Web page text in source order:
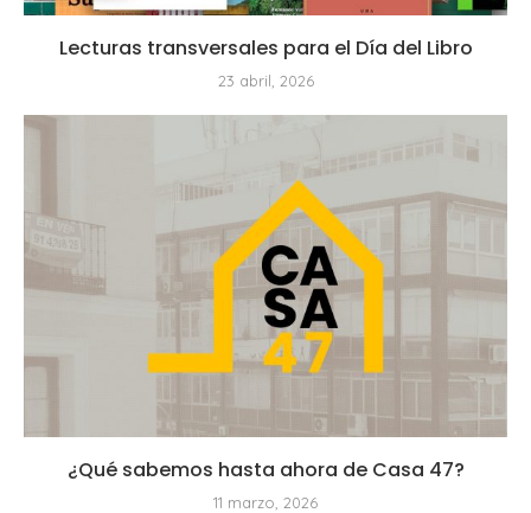
Lecturas transversales para el Día del Libro
23 abril, 2026
¿Qué sabemos hasta ahora de Casa 47?
11 marzo, 2026